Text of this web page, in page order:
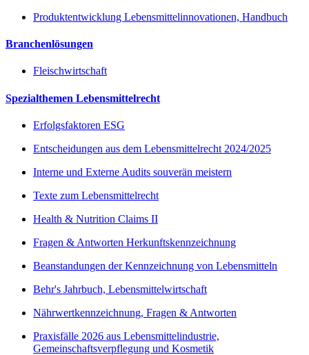
Produktentwicklung Lebensmittelinnovationen, Handbuch
Branchenlösungen
Fleischwirtschaft
Spezialthemen Lebensmittelrecht
Erfolgsfaktoren ESG
Entscheidungen aus dem Lebensmittelrecht 2024/2025
Interne und Externe Audits souverän meistern
Texte zum Lebensmittelrecht
Health & Nutrition Claims II
Fragen & Antworten Herkunftskennzeichnung
Beanstandungen der Kennzeichnung von Lebensmitteln
Behr's Jahrbuch, Lebensmittelwirtschaft
Nährwertkennzeichnung, Fragen & Antworten
Praxisfälle 2026 aus Lebensmittelindustrie,
Gemeinschaftsverpflegung und Kosmetik